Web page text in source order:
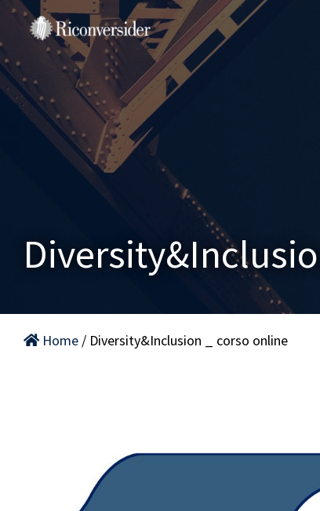
Salta
contenuto
Home / Diversity&Inclusion _ corso online